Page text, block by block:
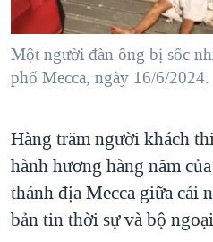
SỨC KHOẺ
VĂN HOÁ
THỂ THAO
NGÀY TỊ NẠN THẾ GIỚI
GROUND ZERO – XƯA VÀ NAY
CÁC GIÁ TRỊ CỘNG HÒA Ở
THƯỢNG ĐỈNH TRUMP-KIM
TRỊNH VĨNH BÌNH VS. CHÍNH
NGƯ DÂN VIỆT VÀ LÀN
Ngôn ngữ khác
Một người đàn ông bị sốc
phố Mecca, ngày 16/6/2024.
Hàng trăm người khách
hành hương hàng năm
thánh địa Mecca giữa cái
bản tin thời sự và bộ